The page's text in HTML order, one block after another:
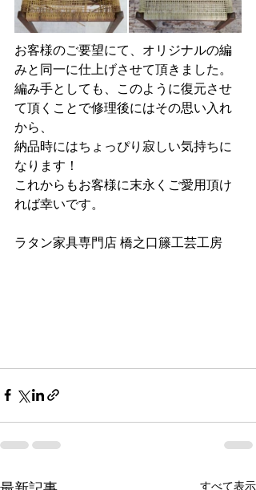
お客様のご要望にて、オリジナルの編
みと同一に仕上げさせて頂きました。
編み手としても、このように復元させ
て頂くことで修理後にはその思い入れ
から、
納品時にはちょっぴり寂しい気持ちに
なります！
これからもお客様に末永くご愛用頂け
れば幸いです。
ラタン家具専門店 橋之口籐工芸工房
すべて表示